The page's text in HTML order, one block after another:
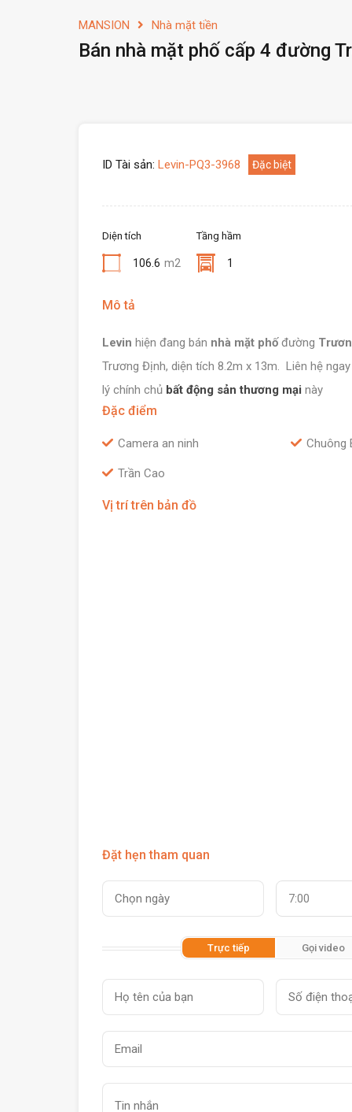
MANSION Nhà mặt tiền
Bán nhà mặt phố cấp 4 đường
ID Tài sản: Levin-PQ3-3968 Đặc biệt
Diện tích
106.6 m2
Tầng hầm
1
Mô tả
Levin hiện đang bán nhà mặt phốđường
Trương Định, diện tích 8.2m x 13m. Liên hệ
lý chính chủ bất động sản thương mại này
Đặc điểm
Camera an ninh Chuông
Trần Cao
Vị trí trên bản đồ
Đặt hẹn tham quan
7:00
Trực tiếp Gọi video